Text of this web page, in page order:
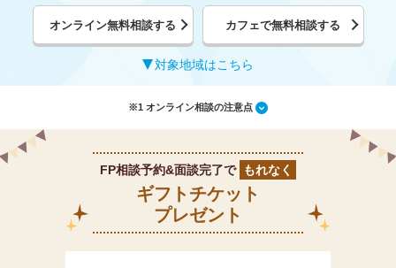
オンライン無料相談する カフェで無料相談する
対象地域はこちら
※1 オンライン相談の注意点
FP相談予約&面談完了で もれなく
ギフトチケット
プレゼント